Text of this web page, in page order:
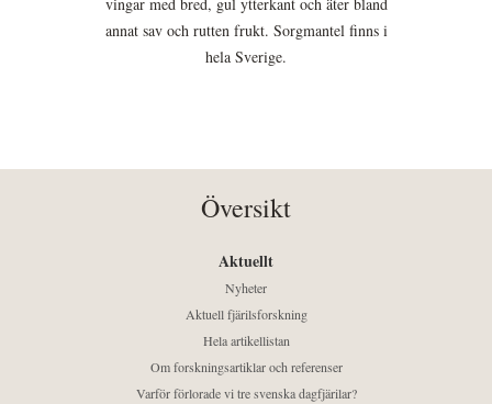
annat sav och rutten frukt. Sorgmantel finns i
hela Sverige.
Översikt
Aktuellt
Nyheter
Aktuell fjärilsforskning
Hela artikellistan
Om forskningsartiklar och referenser
Varför förlorade vi tre svenska dagfjärilar?